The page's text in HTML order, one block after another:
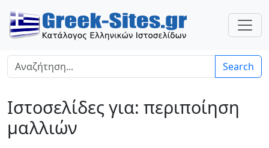
Search
Ιστοσελίδες για: περιποίηση
μαλλιών